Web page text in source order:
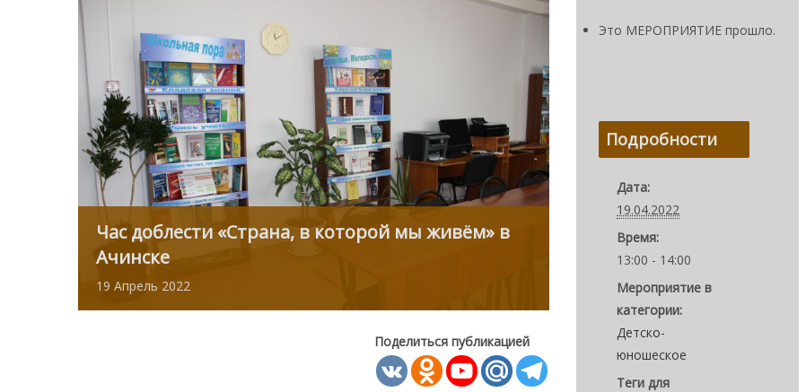
Час доблести «Страна, в которой мы живём» в
Ачинске
19 Апрель 2022
Поделиться публикацией
Это МЕРОПРИЯТИЕ прошло.
Подробности
Дата:
19.04.2022
Время:
13:00 - 14:00
Мероприятие в
категории:
Детско-
юношеское
Теги для